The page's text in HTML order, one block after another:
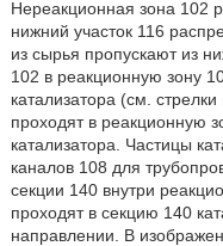
Нереакционная зона 102
нижний участок 116
из сырья пропускают из
102 в реакционную зону
катализатора (см.
проходят в реакционную
катализатора. Частицы
каналов 108 для
секции 140 внутри
проходят в секцию 140
направлении. В